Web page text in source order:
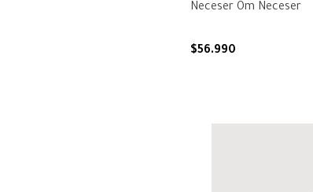
Neceser Om Neceser
$56.990